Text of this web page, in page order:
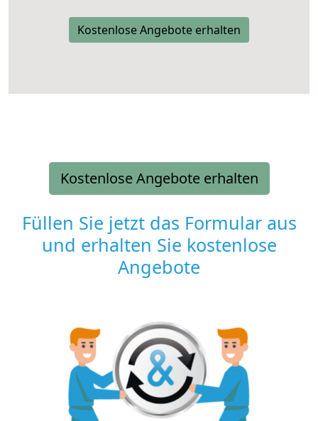
Kostenlose Angebote erhalten
Kostenlose Angebote erhalten
Füllen Sie jetzt das Formular aus
und erhalten Sie kostenlose
Angebote